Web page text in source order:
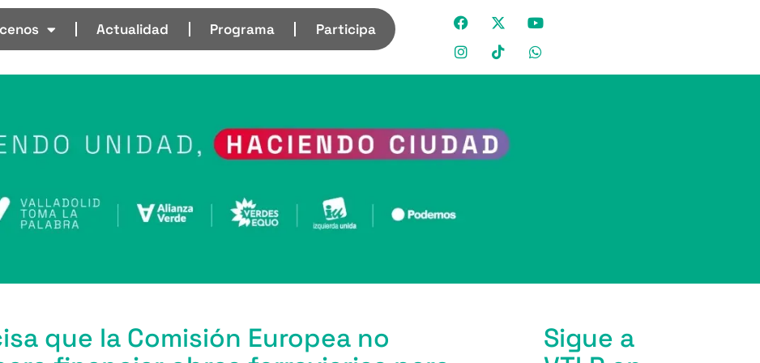
Actualidad Programa Participa
que la Comisión Europea no
Sigue a